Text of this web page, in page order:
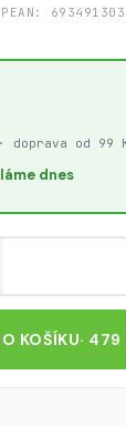
EAN:
doprava od 99
dnes
KOŠÍKU· 479